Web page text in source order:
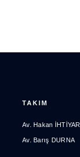
TAKIM
Av. Hakan İHTİYAR
Av. Barış DURNA